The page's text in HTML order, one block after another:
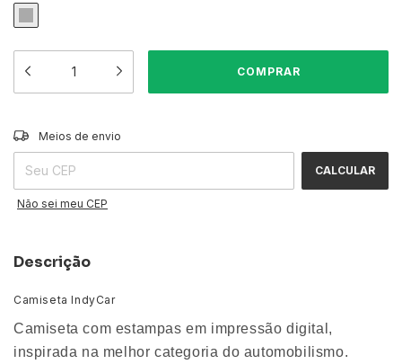
Entregas para o CEP:
Meios de envio
CALCULAR
Não sei meu CEP
Descrição
Camiseta IndyCar
Camiseta com estampas em impressão digital,
inspirada na melhor categoria do automobilismo.